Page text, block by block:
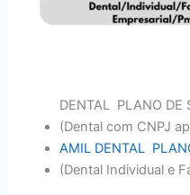
DENTAL PLANO DE
(Dental com CNPJ
AMIL DENTAL
(Dental Individual e